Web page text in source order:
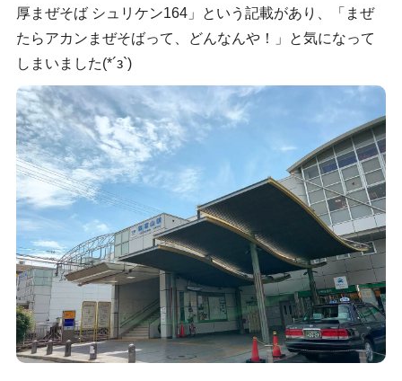
厚まぜそば シュリケン164」という記載があり、「まぜ
たらアカンまぜそばって、どんなんや！」と気になって
しまいました(*´з`)